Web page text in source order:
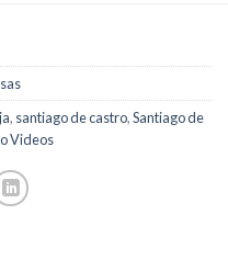
, santiago de castro,Santiago de
Videos